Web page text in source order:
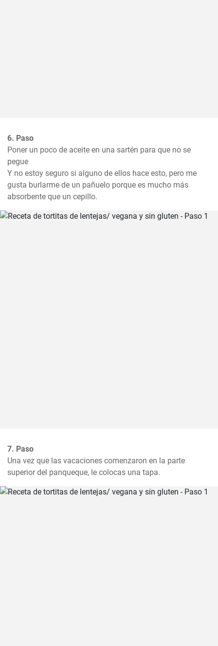
6. Paso
Poner un poco de aceite en una sartén para que no se
pegue
Y no estoy seguro si alguno de ellos hace esto, pero me
gusta burlarme de un pañuelo porque es mucho más
absorbente que un cepillo.
7. Paso
Una vez que las vacaciones comenzaron en la parte
superior del panqueque, le colocas una tapa.